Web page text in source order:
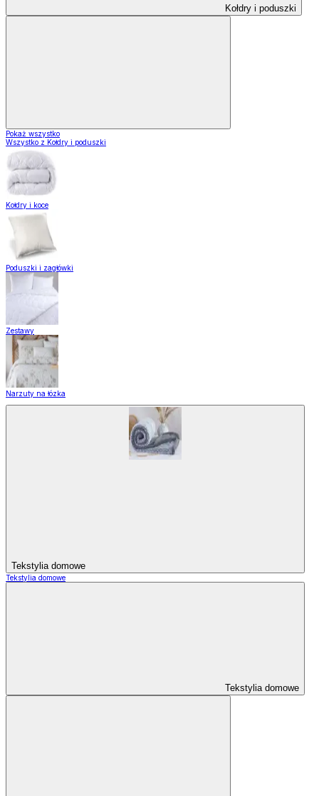
Kołdry i poduszki
Pokaż wszystko
Wszystko z Kołdry i poduszki
Kołdry i koce
Poduszki i zagłówki
Zestawy
Narzuty na łózka
Tekstylia domowe
Tekstylia domowe
Tekstylia domowe